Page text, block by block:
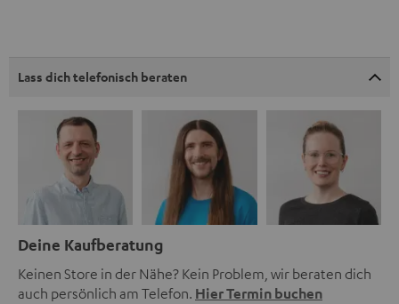
Lass dich telefonisch beraten
Deine Kaufberatung
Keinen Store in der Nähe? Kein Problem, wir beraten dich
auch persönlich am Telefon. Hier Termin buchen